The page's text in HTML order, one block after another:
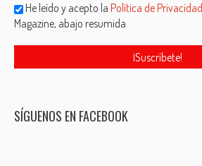
He leído y acepto laPolítica de Privacidad
Magazine, abajo resumida
SÍGUENOS EN FACEBOOK